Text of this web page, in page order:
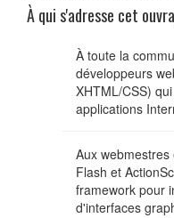
À qui s'adresse cet
À toute la
développeurs
XHTML/CSS)
applications
Aux
Flash et
framework pour
d'interfaces